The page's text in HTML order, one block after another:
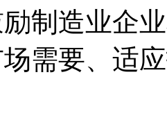
制造业企
需要、适